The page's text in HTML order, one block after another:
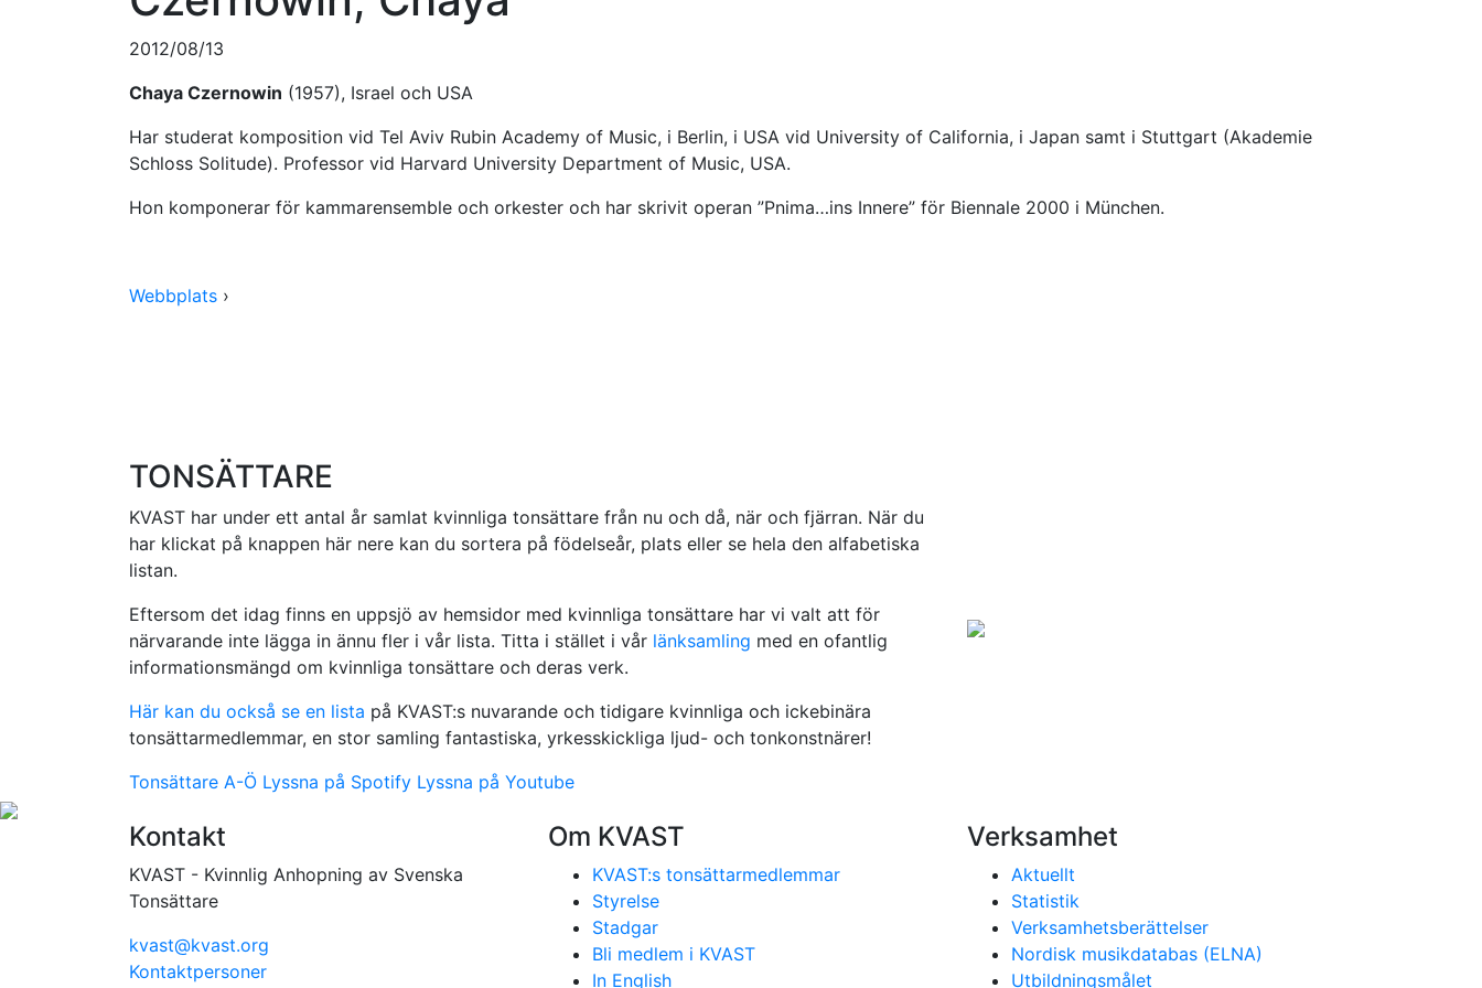
2012/08/13
Chaya Czernowin (1957), Israel och USA
Har studerat komposition vid Tel Aviv Rubin Academy of Music, i Berlin, i USA vid University of California, i Japan samt i Stuttgart (Akademie
Schloss Solitude). Professor vid Harvard University Department of Music, USA.
Hon komponerar för kammarensemble och orkester och har skrivit operan ”Pnima…ins Innere” för Biennale 2000 i München.
Webbplats ›
TONSÄTTARE
KVAST har under ett antal år samlat kvinnliga tonsättare från nu och då, när och fjärran. När du
har klickat på knappen här nere kan du sortera på födelseår, plats eller se hela den alfabetiska
listan.
Eftersom det idag finns en uppsjö av hemsidor med kvinnliga tonsättare har vi valt att för
närvarande inte lägga in ännu fler i vår lista. Titta i stället i vår länksamling med en ofantlig
informationsmängd om kvinnliga tonsättare och deras verk.
Här kan du också se en lista på KVAST:s nuvarande och tidigare kvinnliga och ickebinära
tonsättarmedlemmar, en stor samling fantastiska, yrkesskickliga ljud- och tonkonstnärer!
Tonsättare A-Ö Lyssna på Spotify Lyssna på Youtube
Kontakt
KVAST - Kvinnlig Anhopning av Svenska
Tonsättare
kvast@kvast.org
Kontaktpersoner
Om KVAST
KVAST:s tonsättarmedlemmar
Styrelse
Stadgar
Bli medlem i KVAST
In English
Verksamhet
Aktuellt
Statistik
Verksamhetsberättelser
Nordisk musikdatabas (ELNA)
Utbildningsmålet